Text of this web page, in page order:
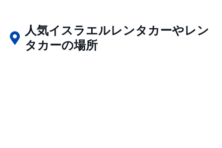
人気イスラエルレンタカーやレン
タカーの場所